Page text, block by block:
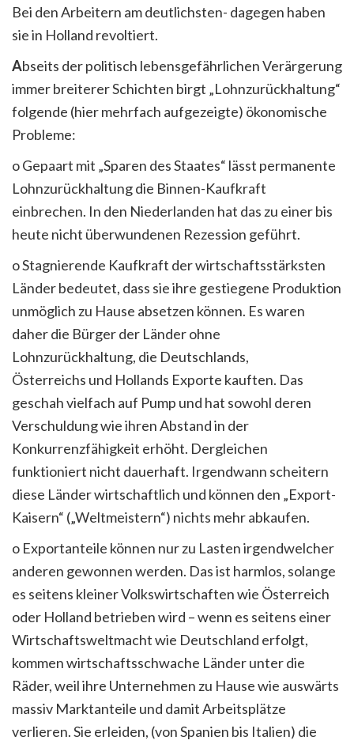
Bei den Arbeitern am deutlichsten- dagegen haben
sie in Holland revoltiert.
Abseits der politisch lebensgefährlichen Verärgerung
immer breiterer Schichten birgt „Lohnzurückhaltung“
folgende (hier mehrfach aufgezeigte) ökonomische
Probleme:
o Gepaart mit „Sparen des Staates“ lässt permanente
Lohnzurückhaltung die Binnen-Kaufkraft
einbrechen. In den Niederlanden hat das zu einer bis
heute nicht überwundenen Rezession geführt.
o Stagnierende Kaufkraft der wirtschaftsstärksten
Länder bedeutet, dass sie ihre gestiegene Produktion
unmöglich zu Hause absetzen können. Es waren
daher die Bürger der Länder ohne
Lohnzurückhaltung, die Deutschlands,
Österreichs und Hollands Exporte kauften. Das
geschah vielfach auf Pump und hat sowohl deren
Verschuldung wie ihren Abstand in der
Konkurrenzfähigkeit erhöht. Dergleichen
funktioniert nicht dauerhaft. Irgendwann scheitern
diese Länder wirtschaftlich und können den „Export-
Kaisern“ („Weltmeistern“) nichts mehr abkaufen.
o Exportanteile können nur zu Lasten irgendwelcher
anderen gewonnen werden. Das ist harmlos, solange
es seitens kleiner Volkswirtschaften wie Österreich
oder Holland betrieben wird – wenn es seitens einer
Wirtschaftsweltmacht wie Deutschland erfolgt,
kommen wirtschaftsschwache Länder unter die
Räder, weil ihre Unternehmen zu Hause wie auswärts
massiv Marktanteile und damit Arbeitsplätze
verlieren. Sie erleiden, (von Spanien bis Italien) die